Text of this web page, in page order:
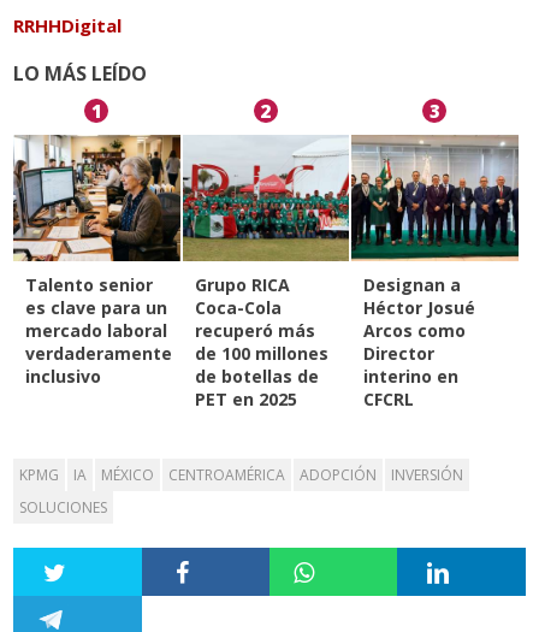
RRHHDigital
LO MÁS LEÍDO
1
Talento senior
es clave para un
mercado laboral
verdaderamente
inclusivo
2
Grupo RICA
Coca-Cola
recuperó más
de 100 millones
de botellas de
PET en 2025
3
Designan a
Héctor Josué
Arcos como
Director
interino en
CFCRL
KPMG IA MÉXICO CENTROAMÉRICA ADOPCIÓN
INVERSIÓN
SOLUCIONES